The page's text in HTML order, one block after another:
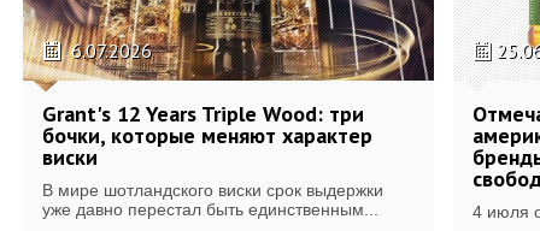
6.07.2026
Grant's 12 Years Triple Wood: три
бочки, которые меняют характер
виски
В мире шотландского виски срок выдержки
уже давно перестал быть единственным...
4 июля